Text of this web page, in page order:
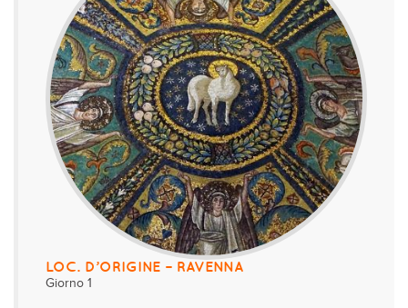
LOC. D’ORIGINE – RAVENNA
Giorno 1